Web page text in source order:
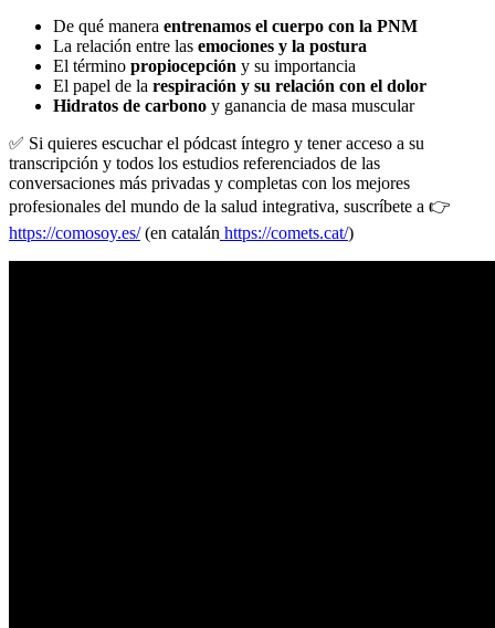
De qué manera entrenamos el cuerpo con la PNM
La relación entre las emociones y la postura
El término propiocepción y su importancia
El papel de la respiración y su relación con el dolor
Hidratos de carbono y ganancia de masa muscular
✅ Si quieres escuchar el pódcast íntegro y tener acceso a su
transcripción y todos los estudios referenciados de las
conversaciones más privadas y completas con los mejores
profesionales del mundo de la salud integrativa, suscríbete a 👉
https://comosoy.es/(en catalán https://comets.cat/)